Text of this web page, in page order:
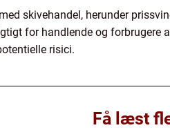
skivehandel, herunder
for handlende og
risici.
Få læst